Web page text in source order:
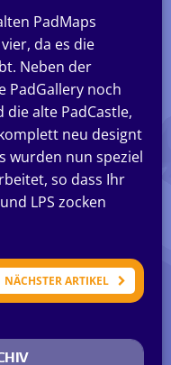
PadMaps
da es die
Neben der
PadGallery noch
alte PadCastle,
neu designt
wurden nun speziel
so dass Ihr
LPS zocken
NÄCHSTER ARTIKEL